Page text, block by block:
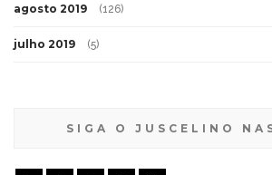
agosto 2019 (126)
julho 2019 (5)
SIGA O JUSCELINO